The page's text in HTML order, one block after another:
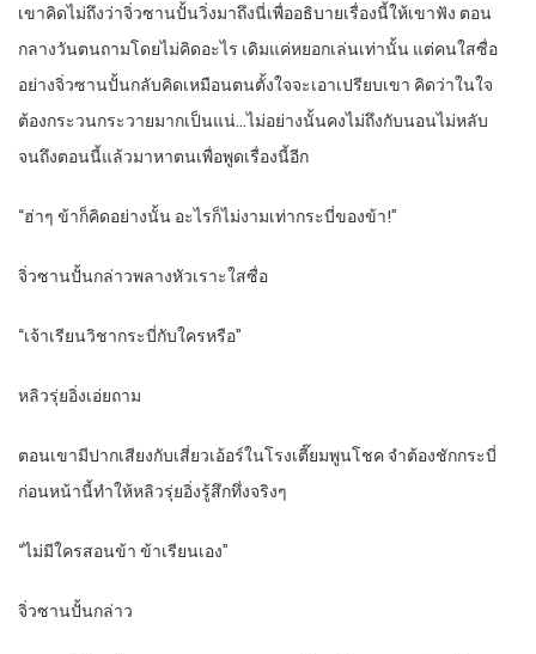
เขาคิดไม่ถึงว่าจิ่วซานปั้นวิ่งมาถึงนี่เพื่ออธิบายเรื่องนี้ให้เขาฟัง ตอน
กลางวันตนถามโดยไม่คิดอะไร เดิมแค่หยอกเล่นเท่านั้น แต่คนใสซื่อ
อย่างจิ่วซานปั้นกลับคิดเหมือนตนตั้งใจจะเอาเปรียบเขา คิดว่าในใจ
ต้องกระวนกระวายมากเป็นแน่…ไม่อย่างนั้นคงไม่ถึงกับนอนไม่หลับ
จนถึงตอนนี้แล้วมาหาตนเพื่อพูดเรื่องนี้อีก
“ฮ่าๆ ข้าก็คิดอย่างนั้น อะไรก็ไม่งามเท่ากระบี่ของข้า!”
จิ่วซานปั้นกล่าวพลางหัวเราะใสซื่อ
“เจ้าเรียนวิชากระบี่กับใครหรือ”
หลิวรุ่ยอิ่งเอ่ยถาม
ตอนเขามีปากเสียงกับเสี่ยวเอ้อร์ในโรงเตี๊ยมพูนโชค จำต้องชักกระบี่
ก่อนหน้านี้ทำให้หลิวรุ่ยอิ่งรู้สึกทึ่งจริงๆ
“ไม่มีใครสอนข้า ข้าเรียนเอง”
จิ่วซานปั้นกล่าว